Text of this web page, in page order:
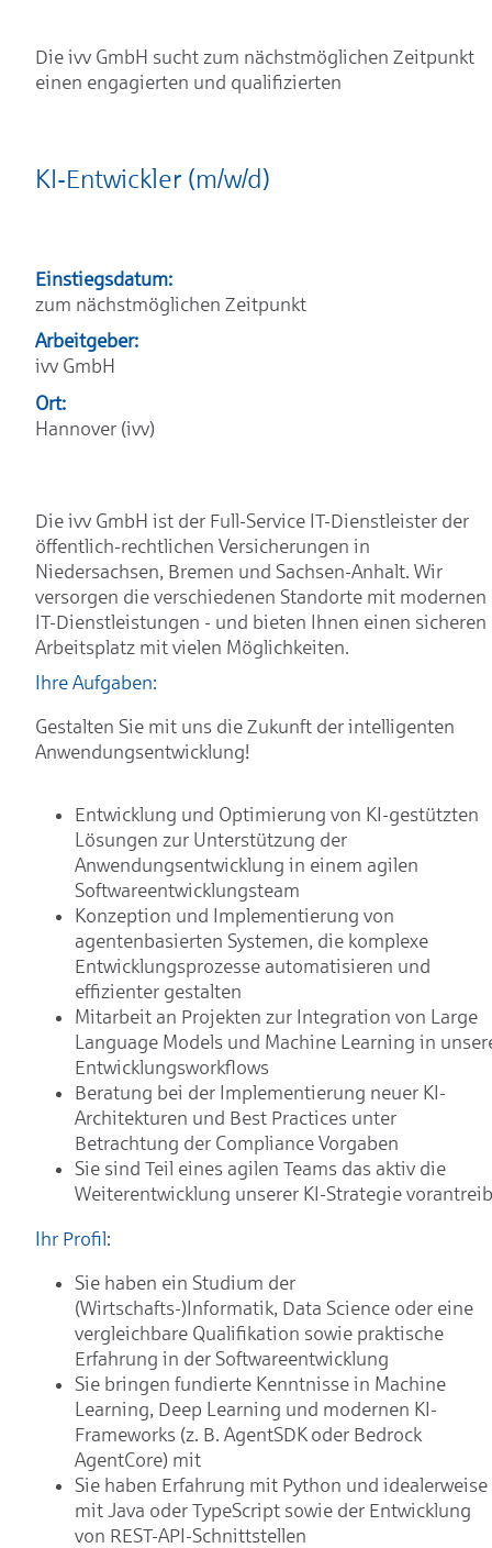
Die ivv GmbH sucht zum nächstmöglichen Zeitpunkt
einen engagierten und qualifizierten
KI-Entwickler (m/w/d)
Einstiegsdatum:
zum nächstmöglichen Zeitpunkt
Arbeitgeber:
ivv GmbH
Ort:
Hannover (ivv)
Die ivv GmbH ist der Full-Service IT-Dienstleister der
öffentlich-rechtlichen Versicherungen in
Niedersachsen, Bremen und Sachsen-Anhalt. Wir
versorgen die verschiedenen Standorte mit modernen
IT-Dienstleistungen - und bieten Ihnen einen sicheren
Arbeitsplatz mit vielen Möglichkeiten.
Ihre Aufgaben:
Gestalten Sie mit uns die Zukunft der intelligenten
Anwendungsentwicklung!
Entwicklung und Optimierung von KI-gestützten
Lösungen zur Unterstützung der
Anwendungsentwicklung in einem agilen
Softwareentwicklungsteam
Konzeption und Implementierung von
agentenbasierten Systemen, die komplexe
Entwicklungsprozesse automatisieren und
effizienter gestalten
Mitarbeit an Projekten zur Integration von Large
Language Models und Machine Learning in
Entwicklungsworkflows
Beratung bei der Implementierung neuer KI-
Architekturen und Best Practices unter
Betrachtung der Compliance Vorgaben
Sie sind Teil eines agilen Teams das aktiv die
Weiterentwicklung unserer KI-Strategie
Ihr Profil:
Sie haben ein Studium der
(Wirtschafts-)Informatik, Data Science oder eine
vergleichbare Qualifikation sowie praktische
Erfahrung in der Softwareentwicklung
Sie bringen fundierte Kenntnisse in Machine
Learning, Deep Learning und modernen KI-
Frameworks (z. B. AgentSDK oder Bedrock
AgentCore) mit
Sie haben Erfahrung mit Python und idealerweise
mit Java oder TypeScript sowie der Entwicklung
von REST-API-Schnittstellen